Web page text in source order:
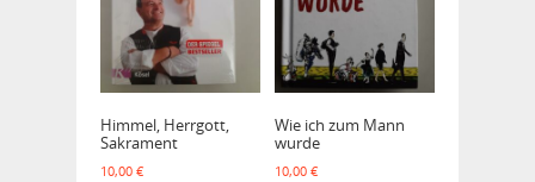
Himmel, Herrgott,
Sakrament
10,00 €
Wie ich zum Mann
wurde
10,00 €